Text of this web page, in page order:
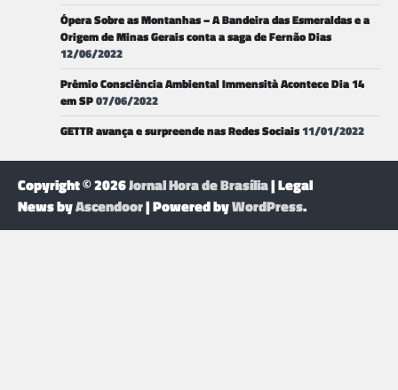
Ópera Sobre as Montanhas – A Bandeira das Esmeraldas e a
Origem de Minas Gerais conta a saga de Fernão Dias
12/06/2022
Prêmio Consciência Ambiental Immensità Acontece Dia 14
em SP07/06/2022
GETTR avança e surpreende nas Redes Sociais11/01/2022
Copyright © 2026Jornal Hora de Brasília| Legal
News byAscendoor| Powered byWordPress.